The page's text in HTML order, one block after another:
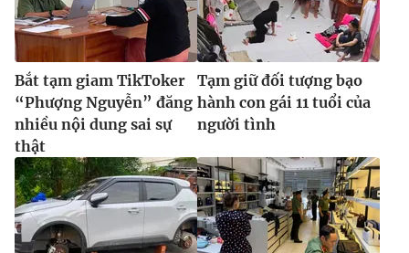
Bắt tạm giam TikToker
“Phượng Nguyễn” đăng
nhiều nội dung sai sự
thật
Tạm giữ đối tượng bạo
hành con gái 11 tuổi của
người tình